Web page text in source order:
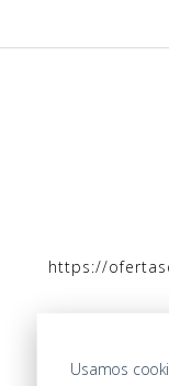
https://
Usamos